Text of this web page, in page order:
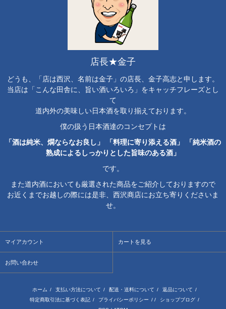
店長★金子
どうも、「店は西沢、名前は金子」の店長、金子高志と申します。
当店は「こんな田舎に、旨い酒いろいろ」をキャッチフレーズとし
て
道内外の美味しい日本酒を取り揃えております。
僕の扱う日本酒達のコンセプトは
「酒は純米、燗ならなお良し」 「料理に寄り添える酒」 「純米酒の
熟成によるしっかりとした旨味のある酒」
です。
また道内酒においても厳選された商品をご紹介しておりますので
お近くまでお越しの際には是非、西沢商店にお立ち寄りくださいま
せ。
マイアカウント カートを見る
お問い合わせ
ホーム / 支払い方法について / 配送・送料について / 返品について /
特定商取引法に基づく表記 / プライバシーポリシー / / ショップブログ /